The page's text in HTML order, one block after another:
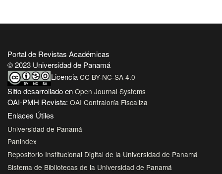
Portal de Revistas Académicas
© 2023 Universidad de Panamá
Licencia CC BY-NC-SA 4.0
Sitio desarrollado en Open Journal Systems
OAI-PMH Revista: OAI Contraloría Fiscaliza
Enlaces Útiles
Universidad de Panamá
Panindex
Repositorio Institucional Digital de la Universidad de Panamá
Sistema de Bibliotecas de la Universidad de Panamá